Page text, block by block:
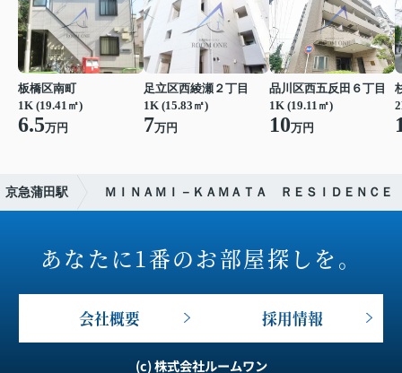
板橋区南町
1K (19.41㎡)
6.5万円
足立区西綾瀬２丁目
1K (15.83㎡)
7万円
品川区西五反田６丁目
1K (19.11㎡)
10万円
京急蒲田駅 ＭＩＮＡＭＩ－ＫＡＭＡＴＡ ＲＥＳＩＤＥＮＣＥ
あなたに1番のお部屋探しを。
会社概要 採用情報
(c) 株式会社ルームワン